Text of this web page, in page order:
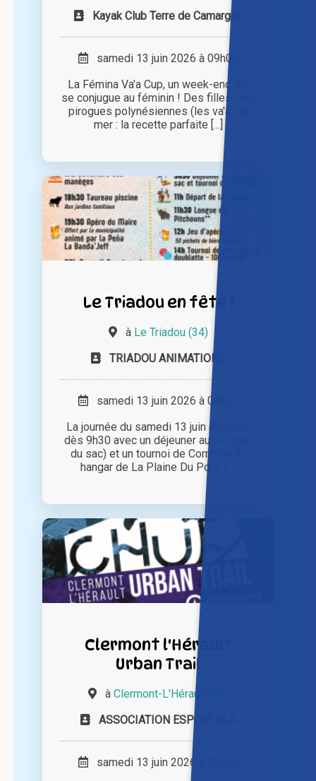
Kayak Club Terre de Camargue
samedi 13 juin 2026 à 09h00
La Fémina Va'a Cup, un week-end qui
se conjugue au féminin ! Des filles, des
pirogues polynésiennes (les va'a), la
mer : la recette parfaite [...]
Le Triadou en fête !
à Le Triadou (34)
TRIADOU ANIMATIONS
samedi 13 juin 2026 à 09h30
La journée du samedi 13 juin démarre
dès 9h30 avec un déjeuner au pré (tiré
du sac) et un tournoi de Cornhole au
hangar de La Plaine Du Pont. [...]
Clermont l'Hérault
Urban Trail
à Clermont-L'Hérault (34)
ASSOCIATION ESPOIR SLA
samedi 13 juin 2026 à 09h00